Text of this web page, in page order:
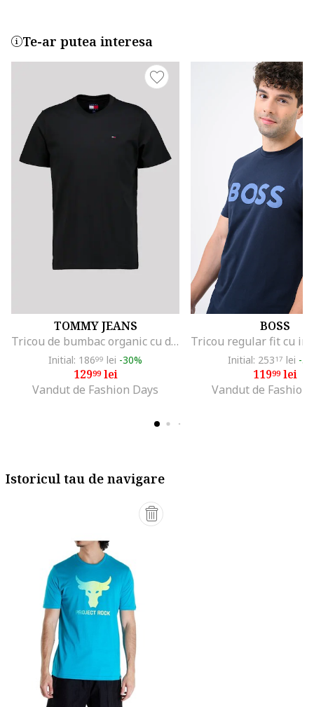
Te-ar putea interesa
TOMMY JEANS
Tricou de bumbac organic cu decolteu la baza gatului, Negru
Initial: 18699 lei -30%
12999lei
Vandut de Fashion Days
BOSS
Initial: 25317 lei -
11999lei
Vandut de Fashion
Istoricul tau de navigare